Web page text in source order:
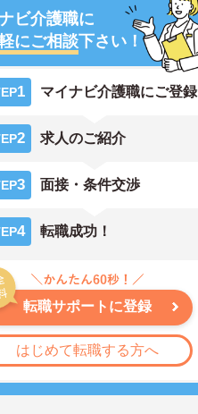
ビ介護職に
にご相談下さい！
1 マイナビ介護職にご登録
2 求人のご紹介
3 面接・条件交渉
4 転職成功！
転職サポートに登録
はじめて転職する方へ